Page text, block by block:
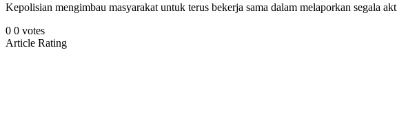
Kepolisian mengimbau masyarakat untuk terus bekerja sama dalam melaporkan segala
0 0 votes
Article Rating